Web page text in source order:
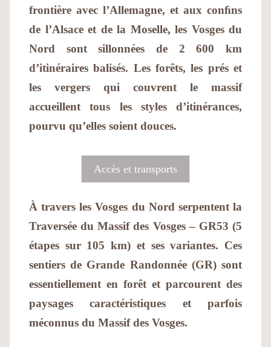
frontière avec l’Allemagne, et aux conﬁns
de l’Alsace et de la Moselle, les Vosges du
Nord sont sillonnées de 2 600 km
d’itinéraires balisés. Les forêts, les prés et
les vergers qui couvrent le massif
accueillent tous les styles d’itinérances,
pourvu qu’elles soient douces.
Accès et transports
À travers les Vosges du Nord serpentent la
Traversée du Massif des Vosges – GR53 (5
étapes sur 105 km) et ses variantes. Ces
sentiers de Grande Randonnée (GR) sont
essentiellement en forêt et parcourent des
paysages caractéristiques et parfois
méconnus du Massif des Vosges.